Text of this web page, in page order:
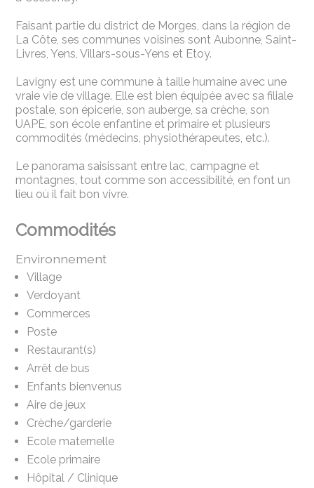
Faisant partie du district de Morges, dans la région de
La Côte, ses communes voisines sont Aubonne, Saint-
Livres, Yens, Villars-sous-Yens et Etoy.
Lavigny est une commune à taille humaine avec une
vraie vie de village. Elle est bien équipée avec sa filiale
postale, son épicerie, son auberge, sa crèche, son
UAPE, son école enfantine et primaire et plusieurs
commodités (médecins, physiothérapeutes, etc.).
Le panorama saisissant entre lac, campagne et
montagnes, tout comme son accessibilité, en font un
lieu où il fait bon vivre.
Commodités
Environnement
Village
Verdoyant
Commerces
Poste
Restaurant(s)
Arrêt de bus
Enfants bienvenus
Aire de jeux
Crèche/garderie
Ecole maternelle
Ecole primaire
Hôpital / Clinique